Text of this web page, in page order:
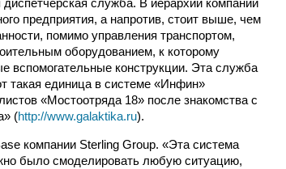
служба. В иерархии компании
предприятия, а напротив, стоит выше, чем
помимо управления транспортом,
оборудованием, к которому
вспомогательные конструкции. Эта служба
такая единица в системе «Инфин»
«Мостоотряда 18» после знакомства с
(http://www.galaktika.ru).
компании Sterling Group. «Эта система
было смоделировать любую ситуацию,